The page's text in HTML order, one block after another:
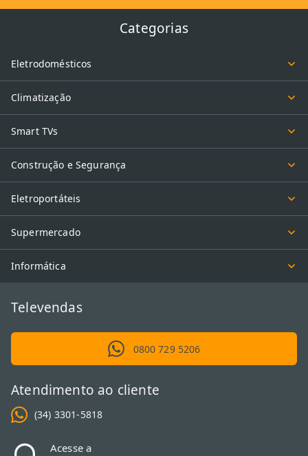
Categorias
Eletrodomésticos
Climatização
Smart TVs
Construção e Segurança
Eletroportáteis
Supermercado
Informática
Televendas
0800 729 5206
Atendimento ao cliente
(34) 3301-5818
Acesse a